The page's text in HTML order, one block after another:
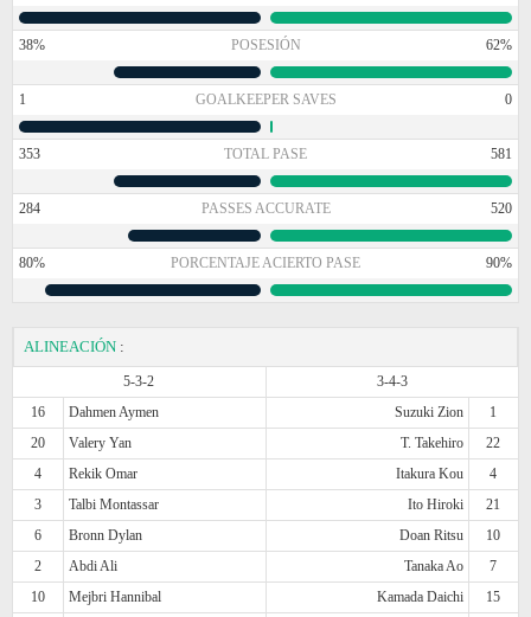
38% POSESIÓN 62%
1 GOALKEEPER SAVES 0
353 TOTAL PASE 581
284 PASSES ACCURATE 520
80% PORCENTAJE ACIERTO PASE 90%
ALINEACIÓN :
5-3-2
3-4-3
16
Dahmen Aymen Suzuki Zion
1
20
Valery Yan T. Takehiro
22
4
Rekik Omar Itakura Kou
4
3
Talbi Montassar Ito Hiroki
21
6
Bronn Dylan Doan Ritsu
10
2
Abdi Ali Tanaka Ao
7
10
Mejbri Hannibal Kamada Daichi
15